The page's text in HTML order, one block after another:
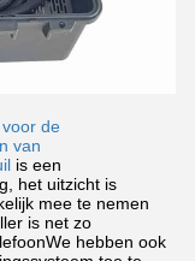
de
van
is een
het uitzicht is
mee te nemen
is net zo
hebben ook